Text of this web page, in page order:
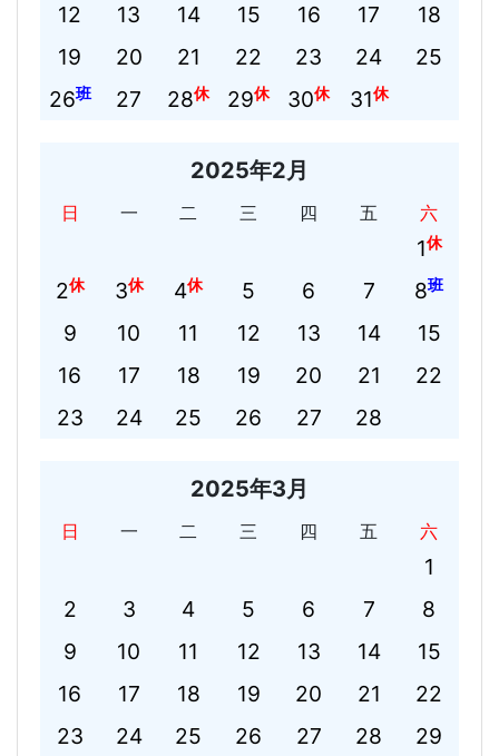
12
13 14 15 16 17
18
19
20 21 22 23 24
25
26班 27 28休 29休 30休 31休
2025年2月
日 一 二 三 四 五 六
1休
2休 3休 4休 5 6 7 8班
9 10 11 12 13 14
15
16
17 18 19 20 21
22
23
24 25 26 27 28
2025年3月
日 一 二 三 四 五 六
1
2
3 4 5 6 7
8
9
10 11 12 13 14
15
16
17 18 19 20 21
22
23
24 25 26 27 28
29